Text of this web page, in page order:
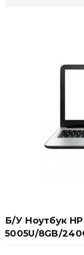
Б/У Ноутбук HP
5005U/8GB/